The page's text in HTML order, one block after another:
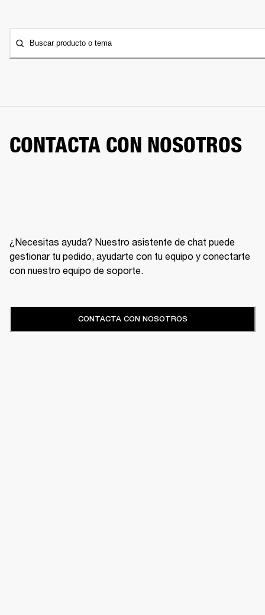
Buscar producto o tema
CONTACTA CON NOSOTROS
¿Necesitas ayuda? Nuestro asistente de chat puede
gestionar tu pedido, ayudarte con tu equipo y conectarte
con nuestro equipo de soporte.
CONTACTA CON NOSOTROS